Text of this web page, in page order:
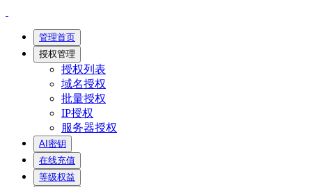
管理首页
授权管理
授权列表
域名授权
批量授权
IP授权
服务器授权
AI密钥
在线充值
等级权益